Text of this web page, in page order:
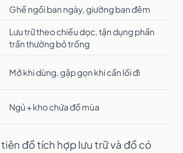
Ghế ngồi ban ngày, giường ban đêm
Lưu trữ theo chiều dọc, tận dụng phần
trần thường bỏ trống
Mở khi dùng, gập gọn khi cần lối đi
Ngủ + kho chứa đồ mùa
đồ tích hợp lưu trữ và đồ có